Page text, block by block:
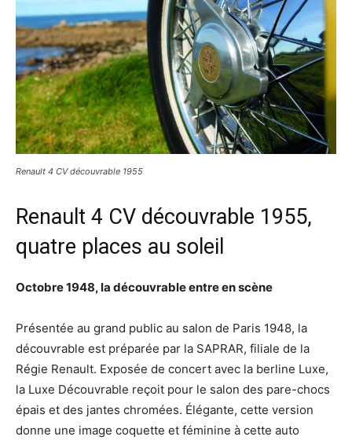
Renault 4 CV découvrable 1955
Renault 4 CV découvrable 1955,
quatre places au soleil
Octobre 1948, la découvrable entre en scène
Présentée au grand public au salon de Paris 1948, la
découvrable est préparée par la SAPRAR, filiale de la
Régie Renault. Exposée de concert avec la berline Luxe,
la Luxe Découvrable reçoit pour le salon des pare-chocs
épais et des jantes chromées. Élégante, cette version
donne une image coquette et féminine à cette auto